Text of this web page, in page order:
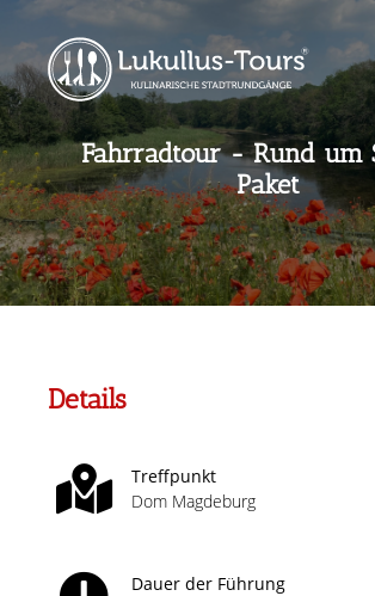
Fahrradtour - Rund um
Paket
Details
Treffpunkt
Dom Magdeburg
Dauer der Führung